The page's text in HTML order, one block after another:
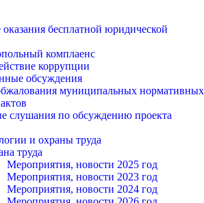
бесплатной юридической
комплаенс
коррупции
обсуждения
муниципальных нормативных
слушания по обсуждению проекта
и охраны труда
труда
Мероприятия, новости 2025 год
Мероприятия, новости 2023 год
Мероприятия, новости 2024 год